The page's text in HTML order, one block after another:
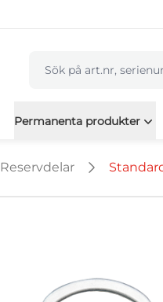
Permanenta produkter
Reservdelar